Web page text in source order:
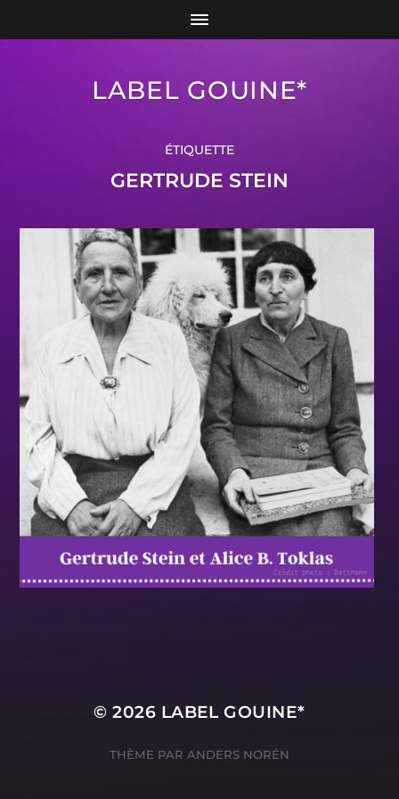
LABEL GOUINE*
ÉTIQUETTE
GERTRUDE STEIN
© 2026 LABEL GOUINE*
THÈME PAR ANDERS NORÉN